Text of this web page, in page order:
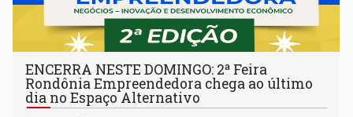
ENCERRA NESTE DOMINGO: 2ª Feira
Rondônia Empreendedora chega ao último
dia no Espaço Alternativo